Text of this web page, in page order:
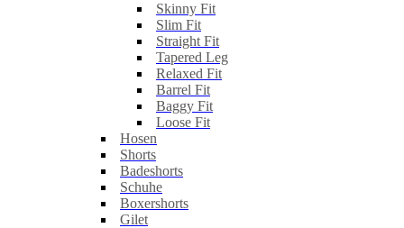
Skinny Fit
Slim Fit
Straight Fit
Tapered Leg
Relaxed Fit
Barrel Fit
Baggy Fit
Loose Fit
Hosen
Shorts
Badeshorts
Schuhe
Boxershorts
Gilet